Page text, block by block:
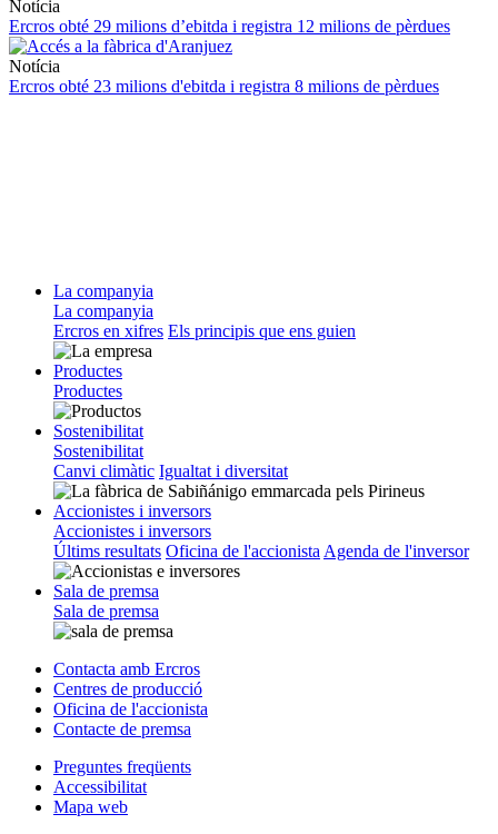
Notícia
Ercros obté 29 milions d’ebitda i registra 12 milions de pèrdues
Notícia
Ercros obté 23 milions d'ebitda i registra 8 milions de pèrdues
La companyia
La companyia
Ercros en xifres Els principis que ens guien
Productes
Productes
Sostenibilitat
Sostenibilitat
Canvi climàtic Igualtat i diversitat
Accionistes i inversors
Accionistes i inversors
Últims resultats Oficina de l'accionista Agenda de l'inversor
Sala de premsa
Sala de premsa
Contacta amb Ercros
Centres de producció
Oficina de l'accionista
Contacte de premsa
Preguntes freqüents
Accessibilitat
Mapa web